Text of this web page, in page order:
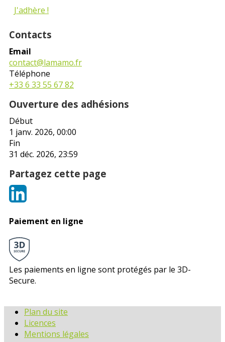
J'adhère !
Contacts
Email
contact@lamamo.fr
Téléphone
+33 6 33 55 67 82
Ouverture des adhésions
Début
1 janv. 2026, 00:00
Fin
31 déc. 2026, 23:59
Partagez cette page
Paiement en ligne
Les paiements en ligne sont protégés par le 3D-
Secure.
Plan du site
Licences
Mentions légales